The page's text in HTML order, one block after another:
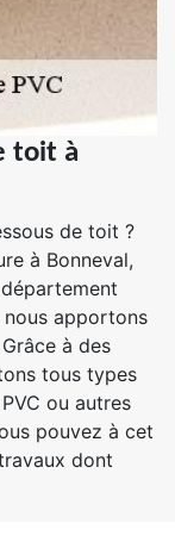
toit à
de toit ?
à Bonneval,
apportons
à des
tous types
ou autres
pouvez à cet
dont